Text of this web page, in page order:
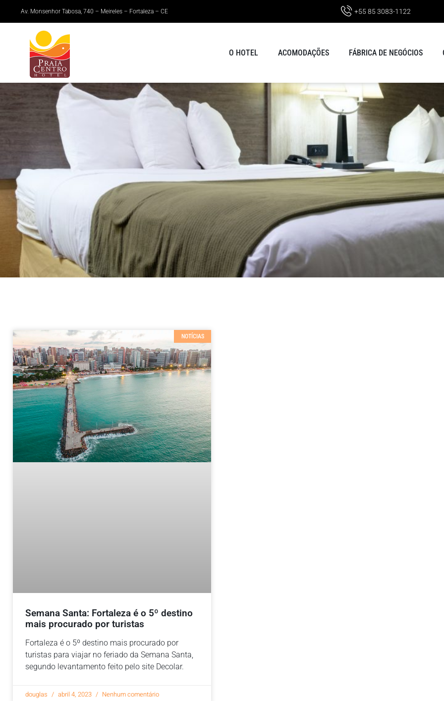
Av. Monsenhor Tabosa, 740 – Meireles – Fortaleza – CE +55 85 3083-1122
O HOTEL ACOMODAÇÕES FÁBRICA DE NEGÓCIOS
NOTÍCIAS
Semana Santa: Fortaleza é o 5º destino
mais procurado por turistas
Fortaleza é o 5º destino mais procurado por
turistas para viajar no feriado da Semana Santa,
segundo levantamento feito pelo site Decolar.
douglas abril 4, 2023 Nenhum comentário